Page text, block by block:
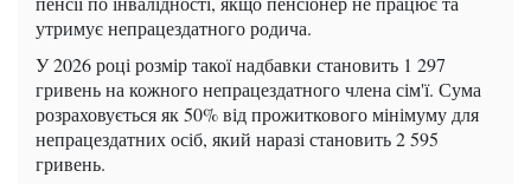
утримує непрацездатного родича.
У 2026 році розмір такої надбавки становить 1 297
гривень на кожного непрацездатного члена сім'ї. Сума
розраховується як 50% від прожиткового мінімуму для
непрацездатних осіб, який наразі становить 2 595
гривень.